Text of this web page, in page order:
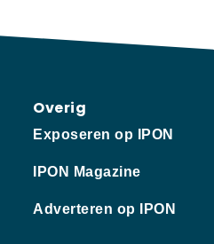
Overig
Exposeren op IPON
IPON Magazine
Adverteren op IPON